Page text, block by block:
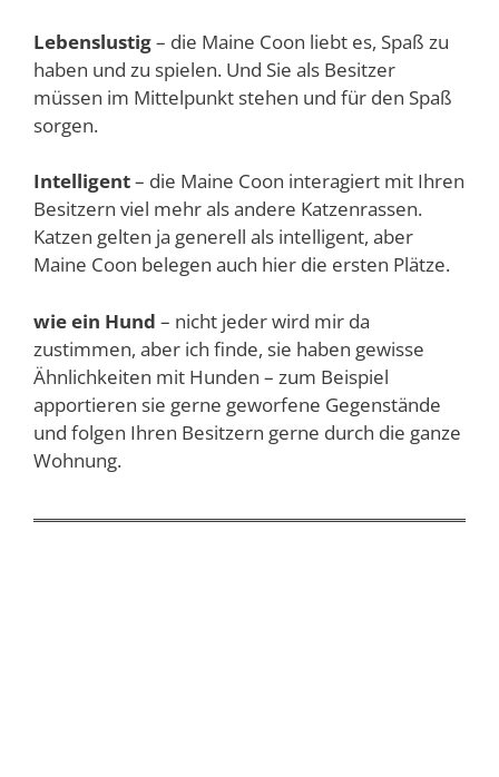
Lebenslustig– die Maine Coon liebt es, Spaß zu
haben und zu spielen. Und Sie als Besitzer
müssen im Mittelpunkt stehen und für den Spaß
sorgen.
Intelligent– die Maine Coon interagiert mit Ihren
Besitzern viel mehr als andere Katzenrassen.
Katzen gelten ja generell als intelligent, aber
Maine Coon belegen auch hier die ersten Plätze.
wie ein Hund – nicht jeder wird mir da
zustimmen, aber ich finde, sie haben gewisse
Ähnlichkeiten mit Hunden – zum Beispiel
apportieren sie gerne geworfene Gegenstände
und folgen Ihren Besitzern gerne durch die ganze
Wohnung.